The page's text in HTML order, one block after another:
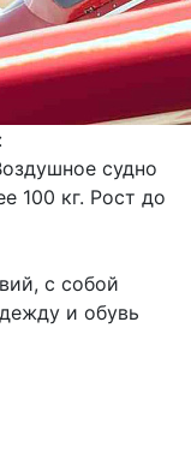
судно
100 кг. Рост до
с собой
и обувь